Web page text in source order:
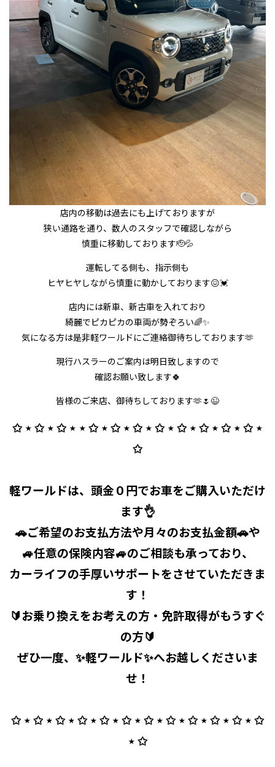
店内の移動は過去にも上げておりますが
狭い通路を通り、数人のスタッフで確認しながら
慎重に移動しております🫡💦
運転してる側も、指示側も
ヒヤヒヤしながら慎重に動かしております😖💓
店内には新車、新古車を入れており
綺麗でピカピカの車両が勢ぞろい🌈✨
気になる方は是非軽ワールドにご連絡御待ちしております🫶
現行ハスラーのご案内は明日致しますので
確認お願い致します🍀
皆様のご来店、御待ちしております🫶🌷😉
✩ ⋆ ✩ ⋆ ✩ ⋆ ⋆ ✩ ⋆ ✩ ⋆ ✩ ⋆ ✩ ⋆ ✩ ⋆ ✩ ⋆ ✩ ⋆ ✩ ⋆
✩
軽ワールドは、頭金０円でお車をご購入いただけ
ます👌
🚗ご希望のお支払方法や月々のお支払金額🚗や
🚙任意の保険内容🚙のご相談も承っており、
カーライフの手厚いサポートをさせていただきま
す！
🔰お乗り換えをお考えの方・免許取得がもうすぐ
の方🔰
ぜひ一度、✨軽ワールド✨へお越しくださいま
せ！
✩ ⋆ ✩ ⋆ ✩ ⋆ ✩ ⋆ ✩ ⋆ ✩ ⋆ ✩ ⋆ ✩ ⋆ ✩ ⋆ ✩ ⋆ ✩ ⋆ ✩
⋆ ✩